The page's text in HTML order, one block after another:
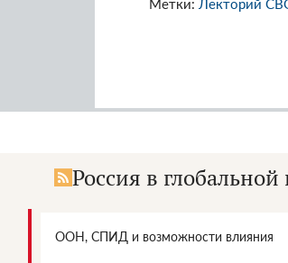
Метки: Лекторий
Россия в
ООН, СПИД и возможности влияния